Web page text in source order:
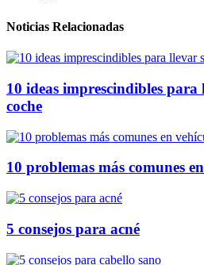
Noticias Relacionadas
10 ideas imprescindibles para
coche
10 problemas más comunes
5 consejos para acné